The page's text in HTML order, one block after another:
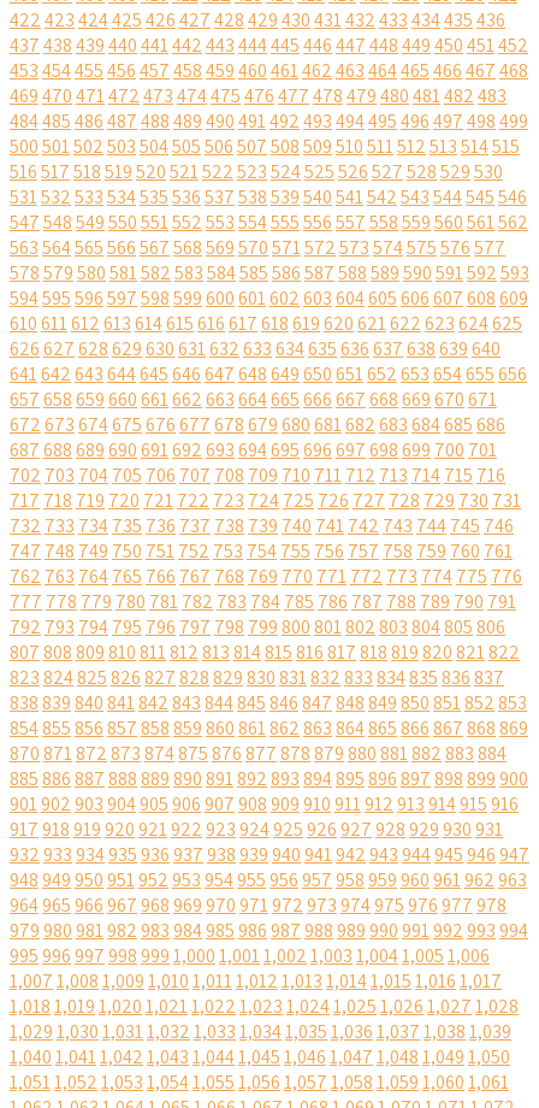
422423424425426427428429430431432433434435436
437438439440441442443444445446447448449450451452
453454455456457458459460461462463464465466467468
469470471472473474475476477478479480481482483
484485486487488489490491492493494495496497498499
500501502503504505506507508509510511512513514515
516517518519520521522523524525526527528529530
531532533534535536537538539540541542543544545546
547548549550551552553554555556557558559560561562
563564565566567568569570571572573574575576577
578579580581582583584585586587588589590591592593
594595596597598599600601602603604605606607608609
610611612613614615616617618619620621622623624625
626627628629630631632633634635636637638639640
641642643644645646647648649650651652653654655656
657658659660661662663664665666667668669670671
672673674675676677678679680681682683684685686
687688689690691692693694695696697698699 700 701
702 703 704705 706 707 708 709 710 711712 713 714715 716
717 718 719 720 721722 723 724725 726 727 728 729 730 731
732 733 734735 736 737 738 739 740 741742 743 744745 746
747 748 749 750 751752 753 754755 756 757 758 759 760 761
762 763 764765 766 767 768 769 770 771772 773 774775 776
777 778 779 780 781782 783 784785 786 787 788 789 790 791
792 793 794795 796 797 798 799800801802803804805806
807808809810811812813814815816817818819820821822
823824825826827828829830831832833834835836837
838839840841842843844845846847848849850851852853
854855856857858859860861862863864865866867868869
870871872873874875876877878879880881882883884
885886887888889890891892893894895896897898899900
901902903904905906907908909910911912913914915916
917918919920921922923924925926927928929930931
932933934935936937938939940941942943944945946947
948949950951952953954955956957958959960961962963
964965966967968969970971972973974975976977978
979980981982983984985986987988989990991992993994
9959969979989991,0001,0011,0021,0031,0041,0051,006
1,0071,0081,0091,0101,0111,0121,0131,0141,0151,0161,017
1,0181,0191,0201,0211,0221,0231,0241,0251,0261,0271,028
1,0291,0301,0311,0321,0331,0341,0351,0361,0371,0381,039
1,0401,0411,0421,0431,0441,0451,0461,0471,0481,0491,050
1,0511,0521,0531,0541,0551,0561,0571,0581,0591,0601,061